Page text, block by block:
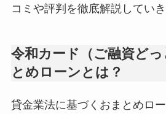
コミや評判を徹底解説していき
令和カード（ご融資ど
とめローンとは？
貸金業法に基づくおまとめロ